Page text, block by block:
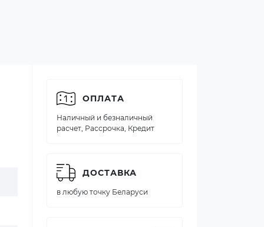
ОПЛАТА
Наличный и безналичный
расчет, Рассрочка, Кредит
ДОСТАВКА
в любую точку Беларуси